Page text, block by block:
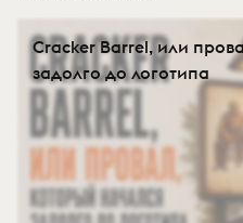
Cracker Barrel, или
задолго до логотипа